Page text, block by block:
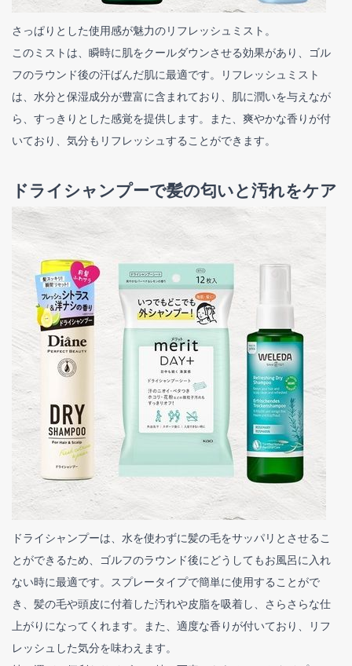
さっぱりとした使用感が魅力のリフレッシュミスト。
このミストは、瞬時に肌をクールダウンさせる効果があり、ゴル
フのラウンド後の汗ばんだ肌に最適です。リフレッシュミスト
は、水分と保湿成分が豊富に含まれており、肌に潤いを与えなが
ら、すっきりとした感覚を提供します。また、爽やかな香りが付
いており、気分もリフレッシュすることができます。
ドライシャンプーで髪の匂いと汚れをケア
ドライシャンプーは、水を使わずに髪の毛をサッパリとさせるこ
とができるため、ゴルフのラウンド後にどうしてもお風呂に入れ
ない時に最適です。スプレータイプで簡単に使用することがで
き、髪の毛や頭皮に付着した汚れや皮脂を吸着し、さらさらな仕
上がりになってくれます。また、適度な香りが付いており、リフ
レッシュした気分を味わえます。